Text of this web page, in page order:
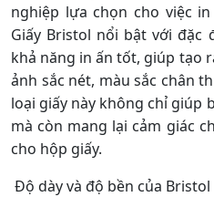
nghiệp lựa chọn cho việc
Giấy Bristol nổi bật với đặc
khả năng in ấn tốt, giúp tạo
ảnh sắc nét, màu sắc chân
loại giấy này không chỉ giúp
mà còn mang lại cảm giác
cho hộp giấy.
Độ dày và độ bền của